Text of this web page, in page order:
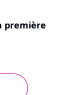
première